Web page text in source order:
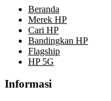
Beranda
Merek HP
Cari HP
Bandingkan HP
Flagship
HP 5G
Informasi